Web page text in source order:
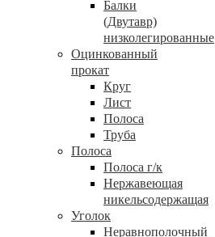
Балки
(Двутавр)
низколегированные
Оцинкованный
прокат
Круг
Лист
Полоса
Труба
Полоса
Полоса г/к
Нержавеющая
никельсодержащая
Уголок
Неравнополочный